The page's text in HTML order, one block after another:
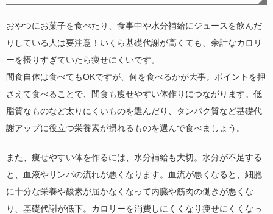
おやつにお菓子を食べたり、食事中や水分補給にジュースを飲んだ
りしている人は要注意！いくら基礎代謝が高くても、余計なカロリ
ーを摂りすぎていたら痩せにくいです。
間食自体は食べてもOKですが、何を食べるかが大事。ポイントを押
さえて食べることで、間食も痩せやすい体作りにつながります。低
脂質なものなど太りにくいものを選んだり、タンパク質など基礎代
謝アップに役立つ栄養素が摂れるものを選んで食べましょう。
また、痩せやすい体を作るには、水分補給も大切。水分が不足する
と、血液やリンパの流れが悪くなります。血流が悪くなると、細胞
に十分な栄養や酸素が届かなくなって内臓や筋肉の働きが悪くな
り、基礎代謝が低下。カロリーを消費しにくくなり痩せにくくなっ